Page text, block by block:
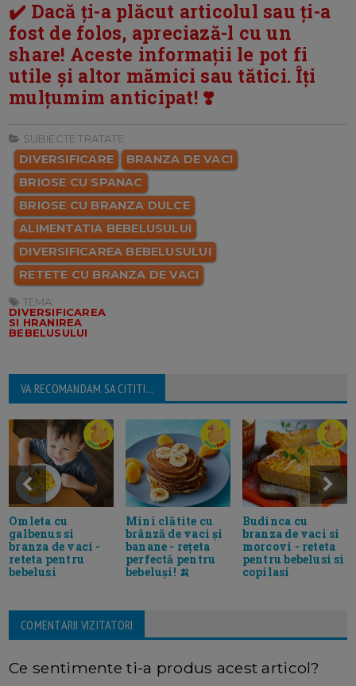
✔️ Dacă ți-a plăcut articolul sau ți-a
fost de folos, apreciază-l cu un
share! Aceste informații le pot fi
utile și altor mămici sau tătici. Îți
mulțumim anticipat! ❣️
SUBIECTE TRATATE:
DIVERSIFICARE
BRANZA DE VACI
BRIOSE CU SPANAC
BRIOSE CU BRANZA DULCE
ALIMENTATIA BEBELUSULUI
DIVERSIFICAREA BEBELUSULUI
RETETE CU BRANZA DE VACI
TEMA:
DIVERSIFICAREA
SI HRANIREA
BEBELUSULUI
VA RECOMANDAM SA CITITI...
Omleta cu
galbenus si
branza de vaci -
reteta pentru
bebelusi
Mini clătite cu
brânză de vaci și
banane - rețeta
perfectă pentru
bebeluși! 🍌
Budinca cu
branza de vaci si
morcovi - reteta
pentru bebelusi si
copilasi
COMENTARII VIZITATORI
Ce sentimente ti-a produs acest articol?